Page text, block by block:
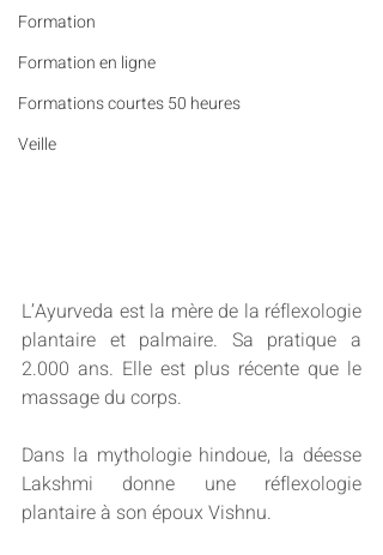
Formation
Formation en ligne
Formations courtes 50 heures
Veille
L’Ayurveda est la mère de la réflexologie
plantaire et palmaire. Sa pratique a
2.000 ans. Elle est plus récente que le
massage du corps.
Dans la mythologie hindoue, la déesse
Lakshmi donne une réflexologie
plantaire à son époux Vishnu.